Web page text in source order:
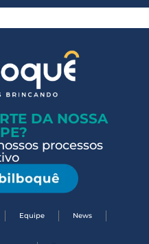
DA NOSSA
processos
Equipe News